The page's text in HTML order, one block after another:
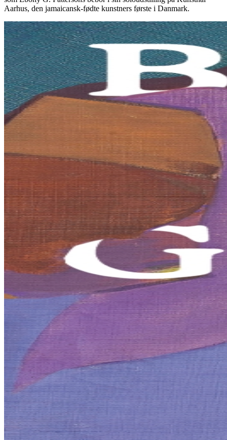
Aarhus, den jamaicansk-fødte kunstners første i Danmark.